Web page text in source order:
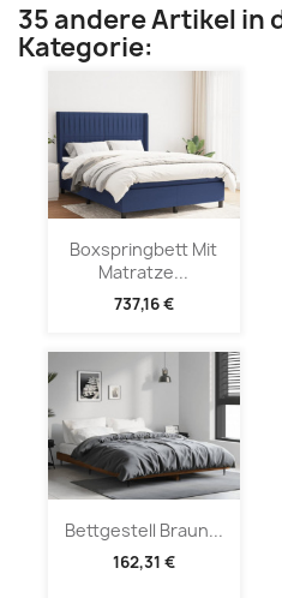
35 andere Artikel in
Kategorie:
Boxspringbett Mit
Matratze...
737,16 €
Bettgestell Braun...
162,31 €